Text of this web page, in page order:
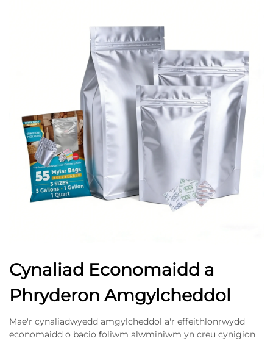
Cynaliad Economaidd a
Phryderon Amgylcheddol
Mae'r cynaliadwyedd amgylcheddol a'r effeithlonrwydd
economaidd o bacio foliwm alwminiwm yn creu cynigion